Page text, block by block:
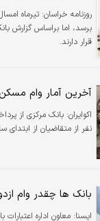
روزنامه خراسان: تیرماه
قرار دارند.
آخرین آمار وام
اکوایران:
نفر از متقاضیان از ابتدای سال تا پایان آذر خبر داد.
بانک ها چقدر وام
ايسنا: